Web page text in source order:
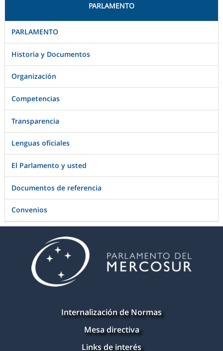
PARLAMENTO
PARLAMENTO
Historia y Documentos
Organización
Competencias
Transparencia
Lenguas oficiales
El Parlamento y usted
Documentos de referencia
Convenios
Internalización de Normas
Mesa directiva
Links de interés